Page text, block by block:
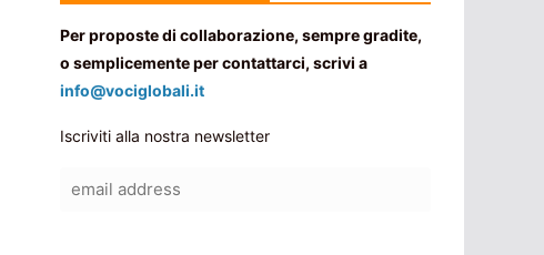
Per proposte di collaborazione, sempre gradite,
o semplicemente per contattarci, scrivi a
info@vociglobali.it
Iscriviti alla nostra newsletter